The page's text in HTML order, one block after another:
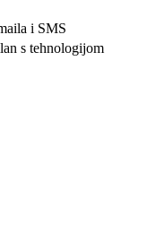
i SMS
s tehnologijom